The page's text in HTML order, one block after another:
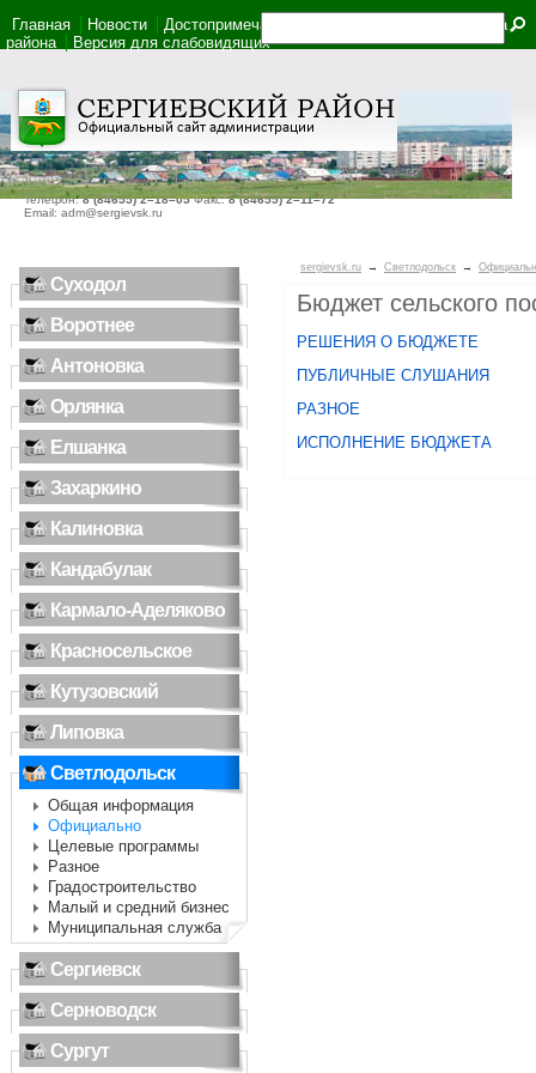
446540, Самарская область, село Сергиевск, ул. Ленина, дом 22
Телефон:8 (84655) 2–18–05Факс:8 (84655) 2–11–72
Email: adm@sergievsk.ru
Главная Новости Достопримечательности
Карта
района
Версия для слабовидящих
Суходол
Воротнее
Антоновка
Орлянка
Елшанка
Захаркино
Калиновка
Кандабулак
Кармало-Аделяково
Красносельское
Кутузовский
Липовка
Светлодольск
Общая информация
Официально
Целевые программы
Разное
Градостроительство
Малый и средний бизнес
Муниципальная служба
Сергиевск
Серноводск
Сургут
sergievsk.ru → Светлодольск →
Бюджет сельского
РЕШЕНИЯ О БЮДЖЕТЕ
ПУБЛИЧНЫЕ СЛУШАНИЯ
РАЗНОЕ
ИСПОЛНЕНИЕ БЮДЖЕТА